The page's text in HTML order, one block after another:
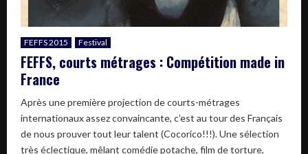
FEFFS 2015 Festival
FEFFS, courts métrages : Compétition made in
France
Après une première projection de courts-métrages
internationaux assez convaincante, c’est au tour des Français
de nous prouver tout leur talent (Cocorico!!!). Une sélection
très éclectique, mêlant comédie potache, film de torture,